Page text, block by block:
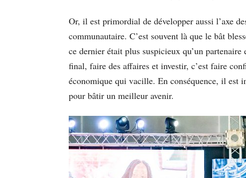
Or, il est primordial de développer aussi l’axe
communautaire. C’est souvent là que le bât
ce dernier était plus suspicieux qu’un
final, faire des affaires et investir, c’est faire
économique qui vacille. En conséquence, il est
pour bâtir un meilleur avenir.